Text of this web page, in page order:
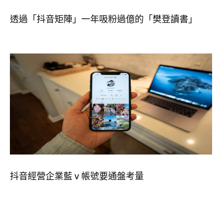
透過「抖音矩陣」一年吸粉過億的「樊登讀書」
抖音經營企業藍 v 帳號要通盤考量